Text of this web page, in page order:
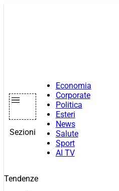
Sezioni
Economia
Corporate
Politica
Esteri
News
Salute
Sport
AI TV
Tendenze